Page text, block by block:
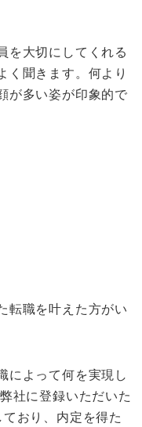
を大切にしてくれる
く聞きます。何より
が多い姿が印象的で
転職を叶えた方がい
によって何を実現し
弊社に登録いただいた
おり、内定を得た